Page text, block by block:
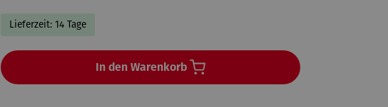
Lieferzeit: 14 Tage
In den Warenkorb